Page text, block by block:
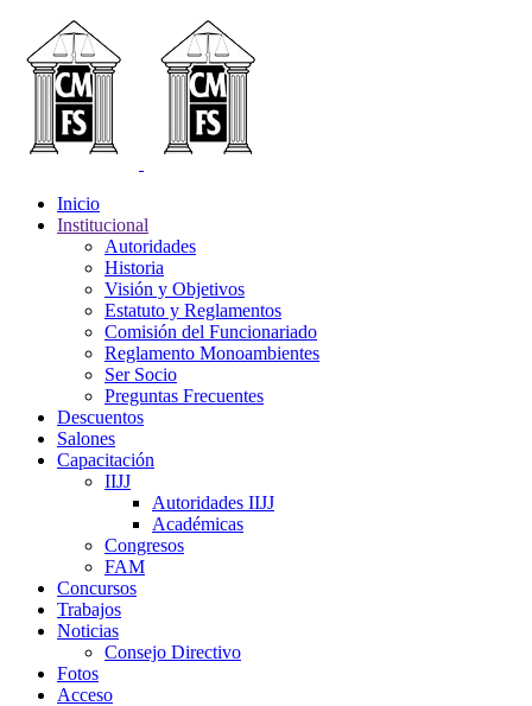
Inicio
Institucional
Autoridades
Historia
Visión y Objetivos
Estatuto y Reglamentos
Comisión del Funcionariado
Reglamento Monoambientes
Ser Socio
Preguntas Frecuentes
Descuentos
Salones
Capacitación
IIJJ
Autoridades IIJJ
Académicas
Congresos
FAM
Concursos
Trabajos
Noticias
Consejo Directivo
Fotos
Acceso